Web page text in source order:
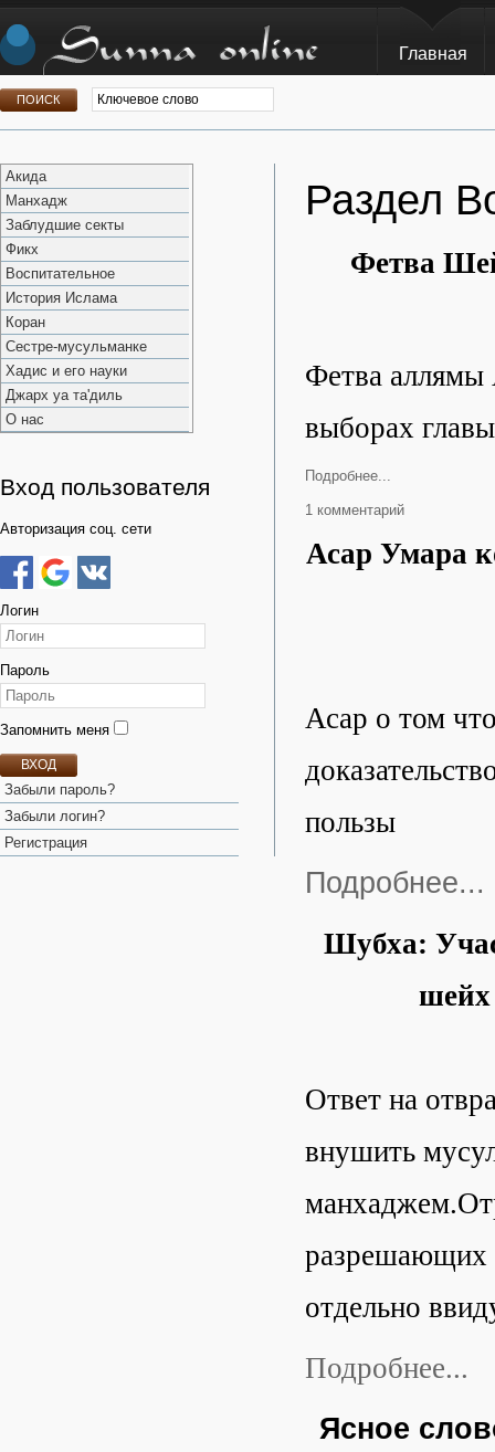
Главная
Акида
Манхадж
Заблудшие секты
Фикх
Воспитательное
История Ислама
Коран
Сестре-мусульманке
Хадис и его науки
Джарх уа та'диль
О нас
Вход пользователя
Авторизация соц. сети
Логин
Пароль
Запомнить меня
ВХОД
Забыли пароль?
Забыли логин?
Регистрация
Раздел
Фетва
Фетва аллямы
выборах
Подробнее...
1 комментарий
Асар Умара
Асар о том
пользы
Подробнее...
Шубха:
шейх
Ответ на
внушить
разрешающих
отдельно
Подробнее...
Ясное